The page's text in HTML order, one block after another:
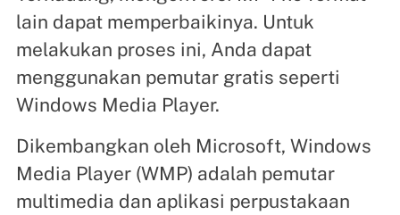
lain dapat memperbaikinya. Untuk
melakukan proses ini, Anda dapat
menggunakan pemutar gratis seperti
Windows Media Player.
Dikembangkan oleh Microsoft, Windows
Media Player (WMP) adalah pemutar
multimedia dan aplikasi perpustakaan